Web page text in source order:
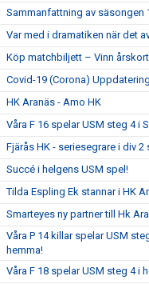
Sammanfattning av säsongen
Var med i dramatiken när det
Köp matchbiljett – Vinn
Covid-19 (Corona)
HK Aranäs - Amo HK
Våra F 16 spelar USM steg 4 i
Fjärås HK - seriesegrare i div 2
Succé i helgens USM spel!
Tilda Espling Ek stannar i HK
Smarteyes ny partner till Hk
Våra P 14 killar spelar USM
hemma!
Våra F 18 spelar USM steg 4 i